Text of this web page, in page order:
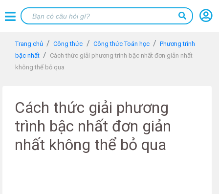
Trang chủ Công thức Công thức Toán học
Phương trình
bậc nhất
Cách thức giải phương trình bậc nhất đơn giản nhất
không thể bỏ qua
Cách thức giải phương
trình bậc nhất đơn giản
nhất không thể bỏ qua